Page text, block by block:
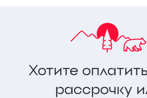
Хотите
рассрочку